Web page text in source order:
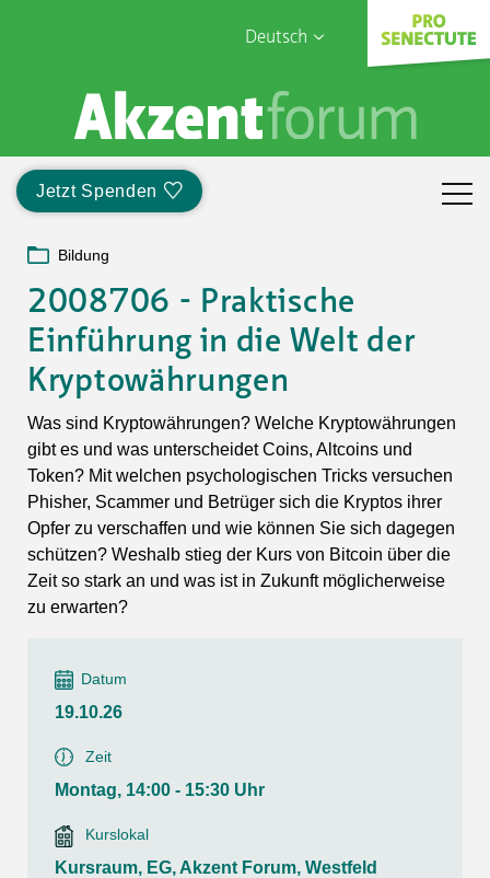
Deutsch
English
Français
Jetzt Spenden
Sophia Care
Bildung
2008706 - Praktische
Einführung in die Welt der
Kryptowährungen
Was sind Kryptowährungen? Welche Kryptowährungen
gibt es und was unterscheidet Coins, Altcoins und
Token? Mit welchen psychologischen Tricks versuchen
Phisher, Scammer und Betrüger sich die Kryptos ihrer
Opfer zu verschaffen und wie können Sie sich dagegen
schützen? Weshalb stieg der Kurs von Bitcoin über die
Zeit so stark an und was ist in Zukunft möglicherweise
zu erwarten?
Datum
19.10.26
Zeit
Montag, 14:00 - 15:30 Uhr
Kurslokal
Kursraum, EG, Akzent Forum, Westfeld